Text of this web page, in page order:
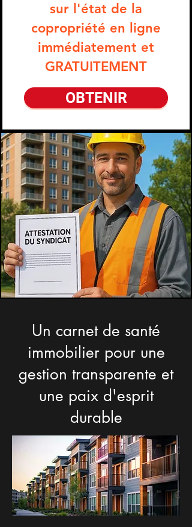
sur l'état de la
copropriété en ligne
immédiatement et
GRATUITEMENT
OBTENIR
Un carnet de santé
immobilier pour une
gestion transparente et
une paix d'esprit
durable